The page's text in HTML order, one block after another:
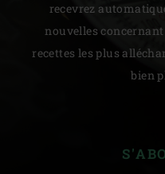
recevrez
nouvelles
recettes les plus
bien